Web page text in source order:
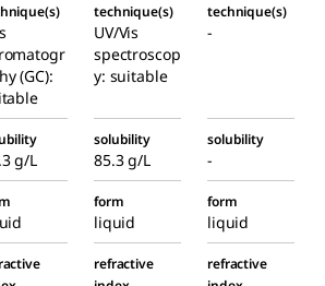
(GC):
technique(s)
UV/Vis
spectroscop
y: suitable
technique(s)
-
g/L
solubility
85.3 g/L
solubility
-
form
liquid
form
liquid
refractive
refractive